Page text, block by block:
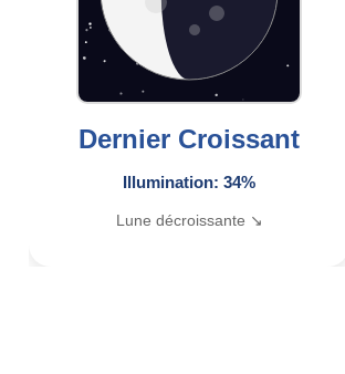
Dernier Croissant
Illumination: 34%
Lune décroissante ↘